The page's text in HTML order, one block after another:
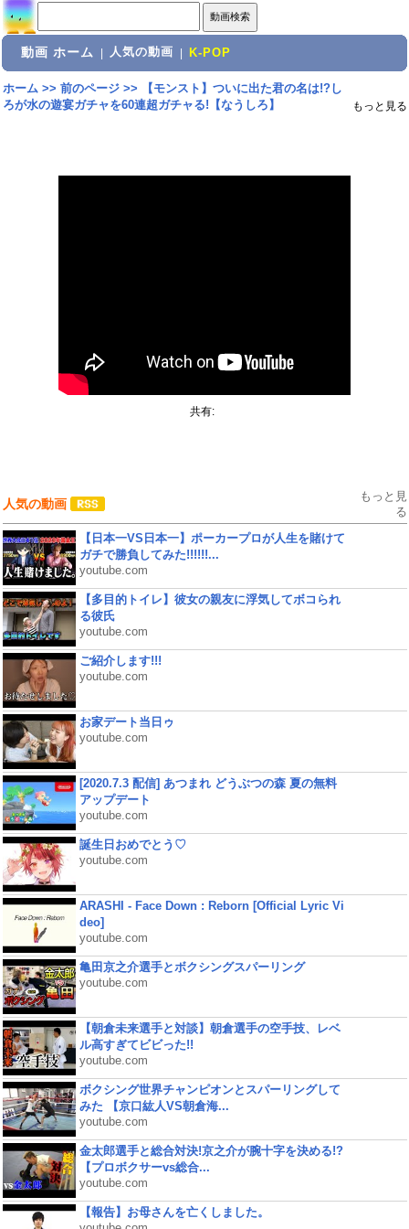
動画 ホーム 人気の動画 K-POP
ホーム>> 前のページ>>
【モンスト】ついに出た君の名は!?し
ろが水の遊宴ガチャを60連超ガチャる!【なうしろ】
もっと見る
共有:
人気の動画
もっと見
る
【日本一VS日本一】ポーカープロが人生を賭けて
ガチで勝負してみた!!!!!!...
youtube.com
【多目的トイレ】彼女の親友に浮気してボコられ
る彼氏
youtube.com
ご紹介します!!!
youtube.com
お家デート当日ゥ
youtube.com
[2020.7.3 配信] あつまれ どうぶつの森 夏の無料
アップデート
youtube.com
誕生日おめでとう♡
youtube.com
ARASHI - Face Down : Reborn [Official Lyric Vi
deo]
youtube.com
亀田京之介選手とボクシングスパーリング
youtube.com
【朝倉未来選手と対談】朝倉選手の空手技、レベ
ル高すぎてビビった!!
youtube.com
ボクシング世界チャンピオンとスパーリングして
みた 【京口紘人VS朝倉海...
youtube.com
金太郎選手と総合対決!京之介が腕十字を決める!?
【プロボクサーvs総合...
youtube.com
【報告】お母さんを亡くしました。